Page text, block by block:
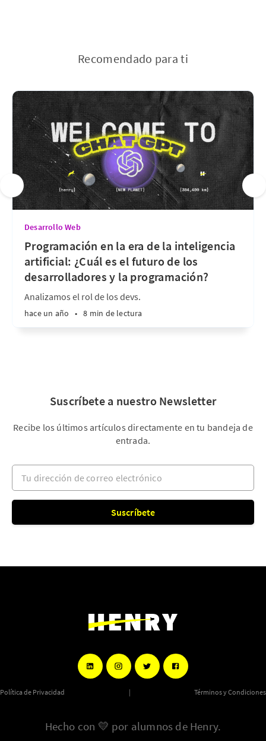
Recomendado para ti
Desarrollo Web
Programación en la era de la inteligencia
artificial: ¿Cuál es el futuro de los
desarrolladores y la programación?
Analizamos el rol de los devs.
hace un año • 8 min de lectura
Suscríbete a nuestro Newsletter
Recibe los últimos artículos directamente en tu bandeja de
entrada.
Tu dirección de correo electrónico
Suscríbete
Política de Privacidad | Términos y Condiciones
Hecho con 💛 por alumnos de Henry.